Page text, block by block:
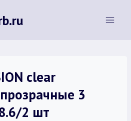
clear
3
2 шт